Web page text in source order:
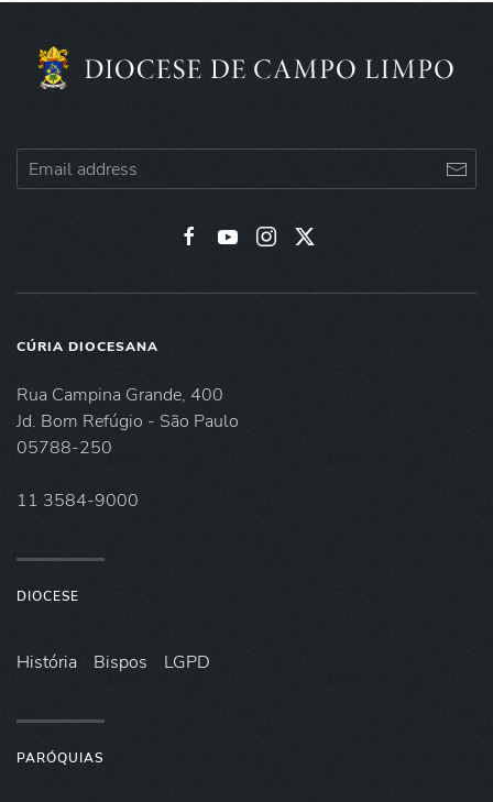
CÚRIA DIOCESANA
Rua Campina Grande, 400
Jd. Bom Refúgio - São Paulo
05788-250
11 3584-9000
DIOCESE
História Bispos LGPD
PARÓQUIAS